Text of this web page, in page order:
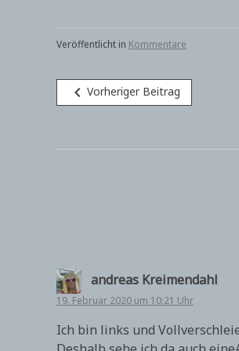
Veröffentlicht in Kommentare
Beitragsnavigation
navigate_before Vorheriger Beitrag
andreas Kreimendahl
19. Februar 2020 um 10:21 Uhr
Ich bin links und